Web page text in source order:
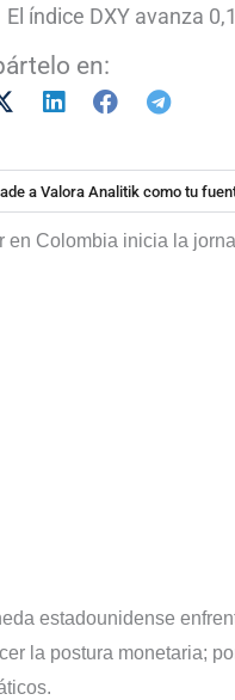
El índice DXY avanza
en:
a Valora Analitik como tu
en Colombia inicia la
estadounidense
la postura monetaria;